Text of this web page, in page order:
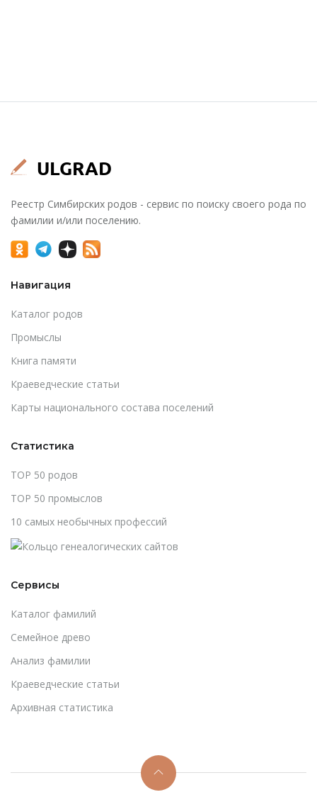
Реестр Симбирских родов - сервис по поиску своего рода по
фамилии и/или поселению.
Навигация
Каталог родов
Промыслы
Книга памяти
Краеведческие статьи
Карты национального состава поселений
Статистика
TOP 50 родов
TOP 50 промыслов
10 самых необычных профессий
Сервисы
Каталог фамилий
Cемейное древо
Анализ фамилии
Краеведческие статьи
Архивная статистика